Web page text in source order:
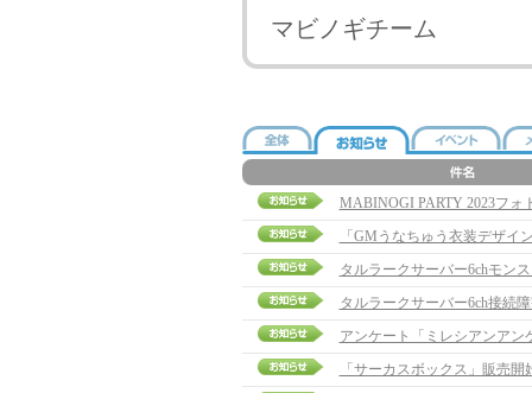
マビノギチーム
MABINOGI PARTY 2023フォ
「GMうなちゅう衣装デザイ
タルラークサーバー6chモン
タルラークサーバー6ch接続
アンケート「ミレシアンアン
「サーカスボックス」販売開